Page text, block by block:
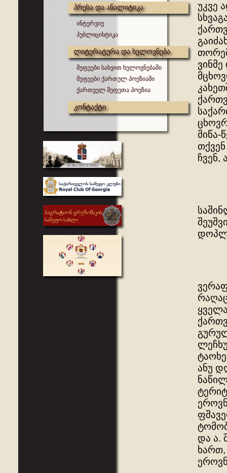
პრესა და ანალიტიკა
ინტერვიუ
პუბლიცისტიკა
ლიტერატურა და ხელოვნება
მეფეები სახვით ხელოვნებაში
მეფეები ქართულ პოეზიაში
ქართველ მეფეთა პოეზია
კონტაქტი
უკვე
მიწა-
ჩვენ,
ანუ
და ა.